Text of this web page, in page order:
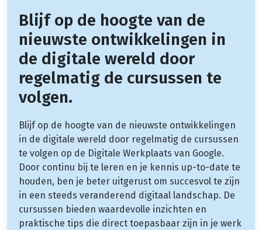
Blijf op de hoogte van de
nieuwste ontwikkelingen in
de digitale wereld door
regelmatig de cursussen te
volgen.
Blijf op de hoogte van de nieuwste ontwikkelingen
in de digitale wereld door regelmatig de cursussen
te volgen op de Digitale Werkplaats van Google.
Door continu bij te leren en je kennis up-to-date te
houden, ben je beter uitgerust om succesvol te zijn
in een steeds veranderend digitaal landschap. De
cursussen bieden waardevolle inzichten en
praktische tips die direct toepasbaar zijn in je werk